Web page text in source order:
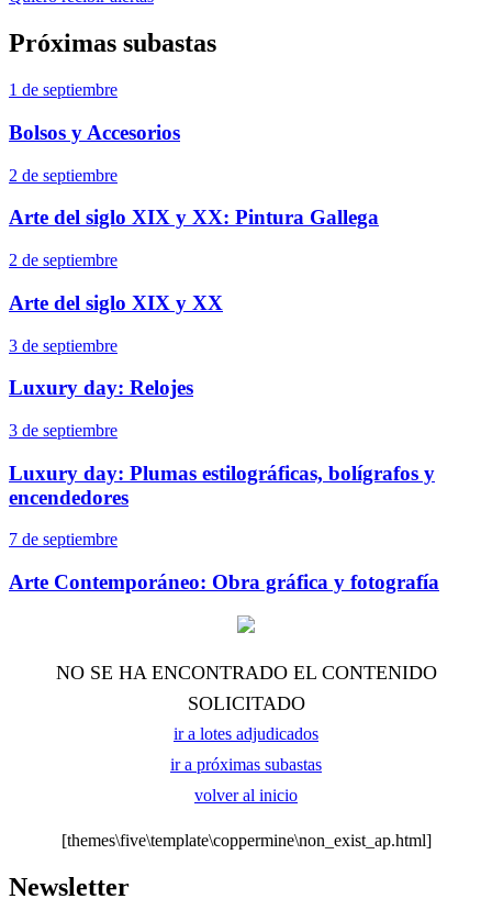
Próximas subastas
1 de septiembre
Bolsos y Accesorios
2 de septiembre
Arte del siglo XIX y XX: Pintura Gallega
2 de septiembre
Arte del siglo XIX y XX
3 de septiembre
Luxury day: Relojes
3 de septiembre
Luxury day: Plumas estilográficas, bolígrafos y
encendedores
7 de septiembre
Arte Contemporáneo: Obra gráfica y fotografía
NO SE HA ENCONTRADO EL CONTENIDO
SOLICITADO
ir a lotes adjudicados
ir a próximas subastas
volver al inicio
[themes\five\template\coppermine\non_exist_ap.html]
Newsletter